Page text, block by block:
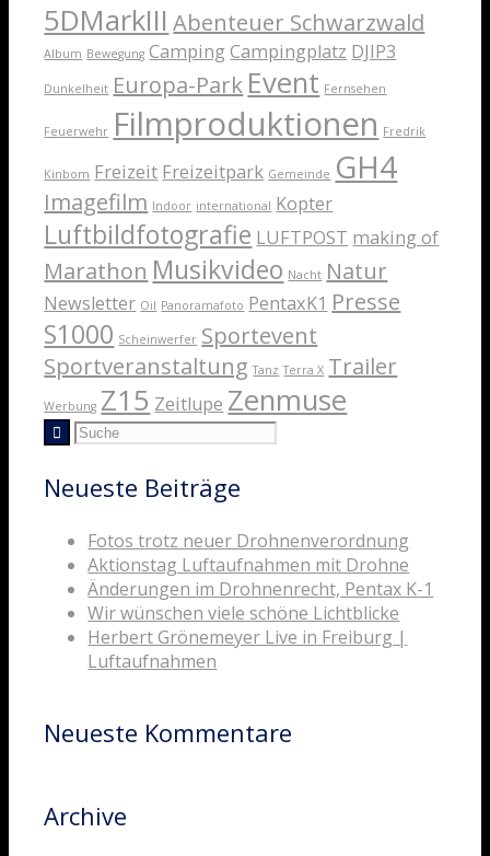
5DMarkIII Abenteuer Schwarzwald
Album Bewegung Camping Campingplatz DJIP3
Dunkelheit Europa-Park Event Fernsehen
Feuerwehr Filmproduktionen Fredrik
Kinbom Freizeit Freizeitpark Gemeinde GH4
Imagefilm Indoor international Kopter
Luftbildfotografie LUFTPOST making of
Marathon Musikvideo Nacht Natur
Newsletter Oil Panoramafoto PentaxK1 Presse
S1000 Scheinwerfer Sportevent
Sportveranstaltung Tanz Terra X Trailer
Werbung Z15 Zeitlupe Zenmuse
Neueste Beiträge
Fotos trotz neuer Drohnenverordnung
Aktionstag Luftaufnahmen mit Drohne
Änderungen im Drohnenrecht, Pentax K-1
Wir wünschen viele schöne Lichtblicke
Herbert Grönemeyer Live in Freiburg |
Luftaufnahmen
Neueste Kommentare
Archive